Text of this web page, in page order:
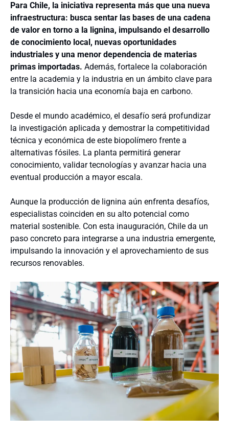
Para Chile, la iniciativa representa más que una nueva
infraestructura: busca sentar las bases de una cadena
de valor en torno a la lignina, impulsando el desarrollo
de conocimiento local, nuevas oportunidades
industriales y una menor dependencia de materias
primas importadas. Además, fortalece la colaboración
entre la academia y la industria en un ámbito clave para
la transición hacia una economía baja en carbono.
Desde el mundo académico, el desafío será profundizar
la investigación aplicada y demostrar la competitividad
técnica y económica de este biopolímero frente a
alternativas fósiles. La planta permitirá generar
conocimiento, validar tecnologías y avanzar hacia una
eventual producción a mayor escala.
Aunque la producción de lignina aún enfrenta desafíos,
especialistas coinciden en su alto potencial como
material sostenible. Con esta inauguración, Chile da un
paso concreto para integrarse a una industria emergente,
impulsando la innovación y el aprovechamiento de sus
recursos renovables.